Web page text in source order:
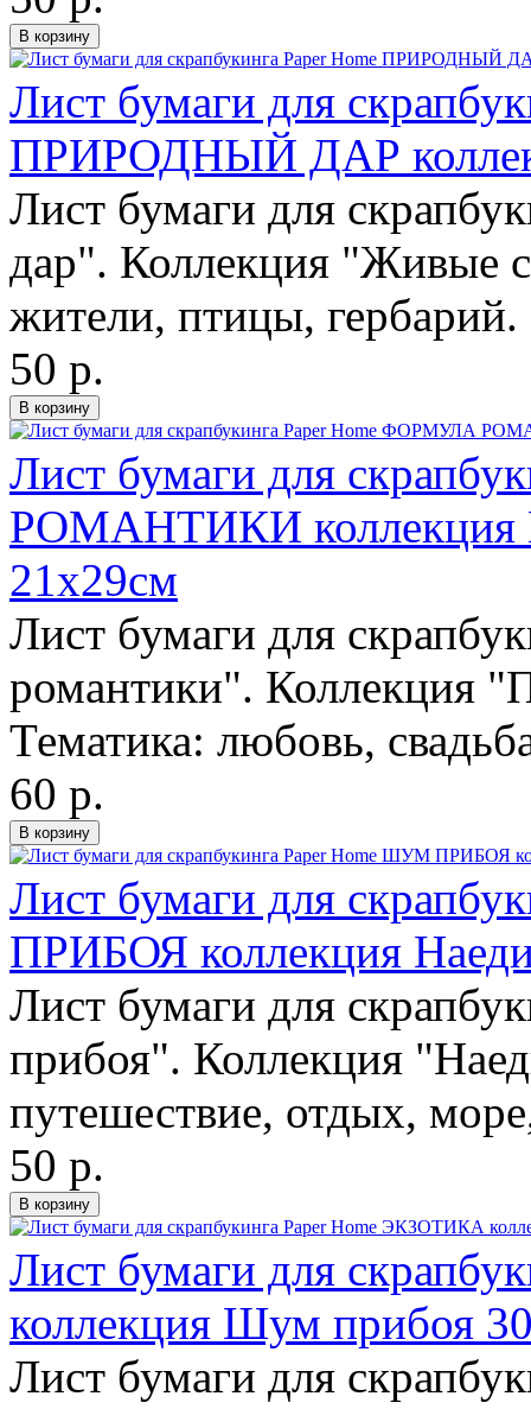
Лист бумаги для
ПРИРОДНЫЙ ДАР
Лист бумаги для
дар". Коллекция "Живые
жители, птицы, гербарий.
50 р.
Лист бумаги для
РОМАНТИКИ коллекция
21х29см
Лист бумаги для
романтики". Коллекция
Тематика: любовь,
60 р.
Лист бумаги для
ПРИБОЯ коллекция
Лист бумаги для
прибоя". Коллекция
путешествие, отдых,
50 р.
Лист бумаги для
коллекция Шум прибоя
Лист бумаги для